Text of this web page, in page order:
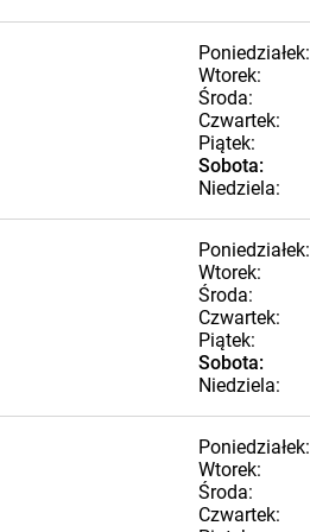
Poniedziałek:
Wtorek:
Środa:
Czwartek:
Piątek:
Sobota:
Niedziela:
Poniedziałek:
Wtorek:
Środa:
Czwartek:
Piątek:
Sobota:
Niedziela:
Poniedziałek:
Wtorek:
Środa:
Czwartek: